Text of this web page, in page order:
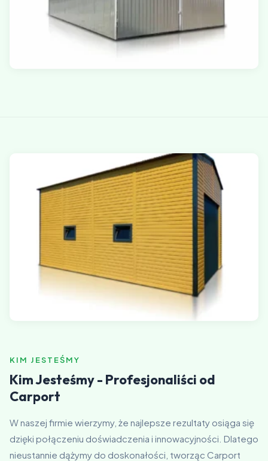
KIM JESTEŚMY
Kim Jesteśmy - Profesjonaliści od
Carport
W naszej firmie wierzymy, że najlepsze rezultaty osiąga się
dzięki połączeniu doświadczenia i innowacyjności. Dlatego
nieustannie dążymy do doskonałości, tworząc Carport